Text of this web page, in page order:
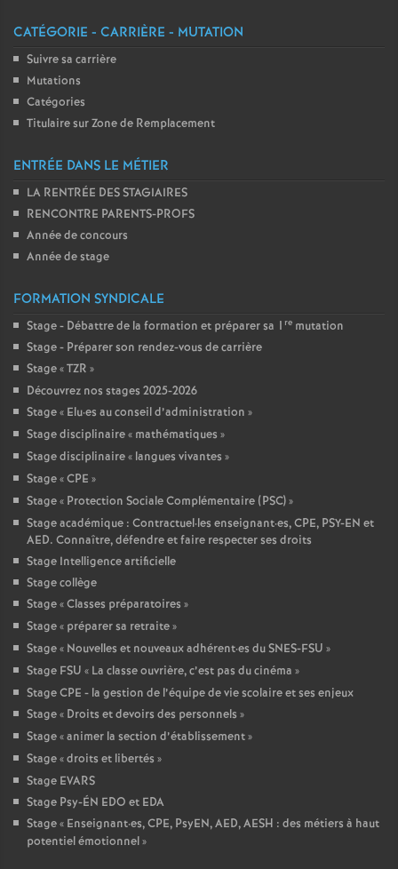
CATÉGORIE - CARRIÈRE - MUTATION
Suivre sa carrière
Mutations
Catégories
Titulaire sur Zone de Remplacement
ENTRÉE DANS LE MÉTIER
LA RENTRÉE DES STAGIAIRES
RENCONTRE PARENTS-PROFS
Année de concours
Année de stage
FORMATION SYNDICALE
Stage - Débattre de la formation et préparer sa 1 re mutation
Stage - Préparer son rendez-vous de carrière
Stage «TZR »
Découvrez nos stages 2025-2026
Stage « Elu·es au conseil d’administration »
Stage disciplinaire « mathématiques »
Stage disciplinaire « langues vivantes »
Stage «CPE »
Stage « Protection Sociale Complémentaire (PSC)»
Stage académique : Contractuel·les enseignant·es, CPE, PSY-EN et
AED. Connaître, défendre et faire respecter ses droits
Stage Intelligence artificielle
Stage collège
Stage «Classes préparatoires »
Stage « préparer sa retraite»
Stage « Nouvelles et nouveaux adhérent·es du SNES-FSU »
Stage FSU « La classe ouvrière, c’est pas du cinéma »
Stage CPE - la gestion de l’équipe de vie scolaire et ses enjeux
Stage « Droits et devoirs des personnels »
Stage «animer la section d’établissement»
Stage «droits et libertés »
Stage EVARS
Stage Psy-ÉN EDO et EDA
Stage « Enseignant·es, CPE, PsyEN, AED, AESH : des métiers à haut
potentiel émotionnel»